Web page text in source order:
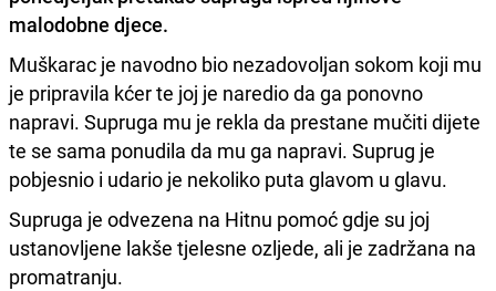
malodobne djece.
Muškarac je navodno bio nezadovoljan sokom koji mu
je pripravila kćer te joj je naredio da ga ponovno
napravi. Supruga mu je rekla da prestane mučiti dijete
te se sama ponudila da mu ga napravi. Suprug je
pobjesnio i udario je nekoliko puta glavom u glavu.
Supruga je odvezena na Hitnu pomoć gdje su joj
ustanovljene lakše tjelesne ozljede, ali je zadržana na
promatranju.